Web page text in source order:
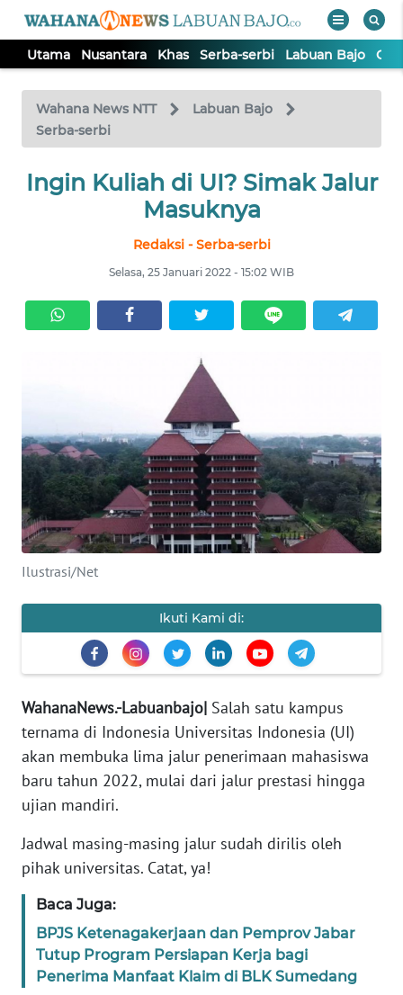
Utama Nusantara Khas Serba-serbi Labuan Bajo
Wahana News NTT
Labuan Bajo
Serba-serbi
Ingin Kuliah di UI? Simak Jalur
Masuknya
Redaksi - Serba-serbi
Selasa, 25 Januari 2022 - 15:02 WIB
Ilustrasi/Net
Ikuti Kami di:
WahanaNews.-Labuanbajo| Salah satu kampus
ternama di Indonesia Universitas Indonesia (UI)
akan membuka lima jalur penerimaan mahasiswa
baru tahun 2022, mulai dari jalur prestasi hingga
ujian mandiri.
Jadwal masing-masing jalur sudah dirilis oleh
pihak universitas. Catat, ya!
Baca Juga:
BPJS Ketenagakerjaan dan Pemprov Jabar
Tutup Program Persiapan Kerja bagi
Penerima Manfaat Klaim di BLK Sumedang
TV
Tutup
SERBA-
SERBI
OPINI
Informasi
INDEKS
BERITA
KONTAK
INFO
TENTANG
KAMI
PEDOMAN
SIBER
KARIR
DISCLAIMER